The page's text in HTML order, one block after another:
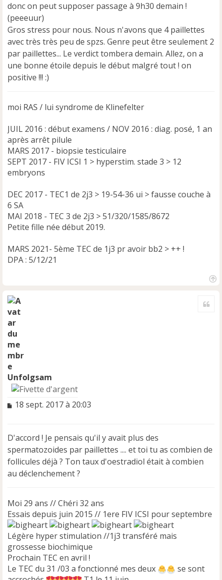
donc on peut supposer passage à 9h30 demain !
(peeeuur)
Gros stress pour nous. Nous n'avons que 4 paillettes
avec très très peu de spzs. Genre peut être seulement 2
par paillettes... Le verdict tombera demain. Allez, on a
une bonne étoile depuis le début malgré tout ! on
positive !!! :)
moi RAS / lui syndrome de Klinefelter
JUIL 2016 : début examens / NOV 2016 : diag. posé, 1 an
après arrêt pilule
MARS 2017 - biopsie testiculaire
SEPT 2017 - FIV ICSI 1 > hyperstim. stade 3 > 12
embryons
DEC 2017 - TEC1 de 2j3 > 19-54-36 ui > fausse couche à
6 SA
MAI 2018 - TEC 3 de 2j3 > 51/320/1585/8672
Petite fille née début 2019.
MARS 2021- 5ème TEC de 1j3 pr avoir bb2 > ++ !
DPA : 5/12/21
Unfolgsam
M
s
a
g
e
n
o
l
u
18 sept. 2017 à 20:03
D'accord ! Je pensais qu'il y avait plus des
spermatozoides par paillettes .... et toi tu as combien de
follicules déjà ? Ton taux d'oestradiol était à combien
au déclenchement ?
Moi 29 ans // Chéri 32 ans
Essais depuis juin 2015 // 1ere FIV ICSI pour septembre
Légère hyper stimulation //1j3 transféré mais
grossesse biochimique
Prochain TEC en avril !
Le TEC du 31 /03 a fonctionné mes deux
se sont